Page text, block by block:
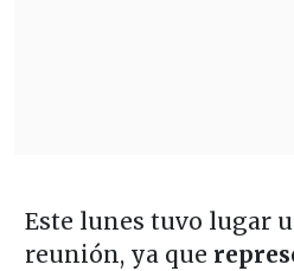
Este lunes tuvo lugar
reunión, ya que